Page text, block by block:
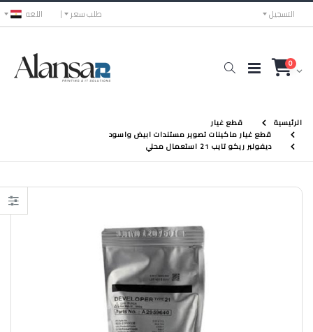
اللغه طلب سعر التسجيل
0
الرئيسية
قطع غيار
قطع غيار ماكينات تصوير مستندات ابيض واسود
ديفولبر ريكو تايب 21 استعمال محلي